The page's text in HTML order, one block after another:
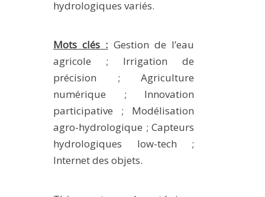
hydrologiques variés.
Mots clés : Gestion de l’eau
agricole ; Irrigation de
précision ; Agriculture
numérique ; Innovation
participative ; Modélisation
agro-hydrologique ; Capteurs
hydrologiques low-tech ;
Internet des objets.